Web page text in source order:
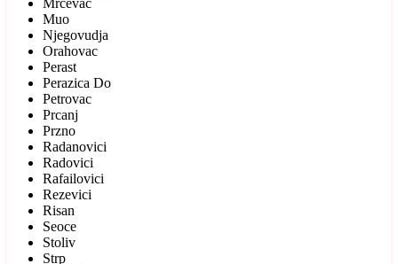
Mrčevac
Muo
Njegovudja
Orahovac
Perast
Perazica Do
Petrovac
Prcanj
Przno
Radanovici
Radovici
Rafailovici
Rezevici
Risan
Seoce
Stoliv
Strp